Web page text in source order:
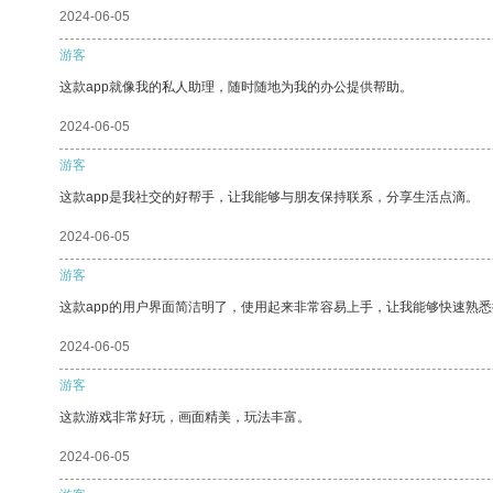
2024-06-05
游客
这款app就像我的私人助理，随时随地为我的办公提供帮助。
2024-06-05
游客
这款app是我社交的好帮手，让我能够与朋友保持联系，分享生活点滴。
2024-06-05
游客
这款app的用户界面简洁明了，使用起来非常容易上手，让我能够快速熟
2024-06-05
游客
这款游戏非常好玩，画面精美，玩法丰富。
2024-06-05